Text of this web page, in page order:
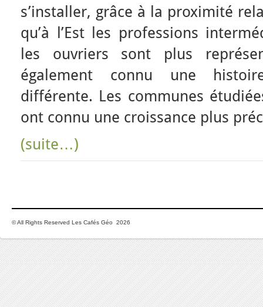
s’installer, grâce à la proximité
qu’à l’Est les professions
les ouvriers sont plus
également connu une
différente. Les communes
ont connu une croissance plus
(suite…)
© All Rights Reserved Les Cafés Géo 2026